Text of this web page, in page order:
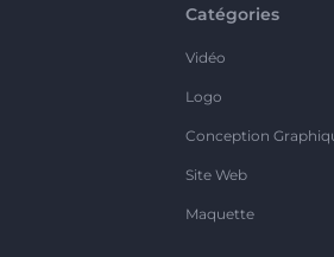
Catégories
Vidéo
Logo
Conception
Site Web
Maquette